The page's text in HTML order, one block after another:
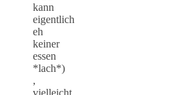
kann
eigentlich
eh
keiner
essen
*lach*)
,
vielleicht